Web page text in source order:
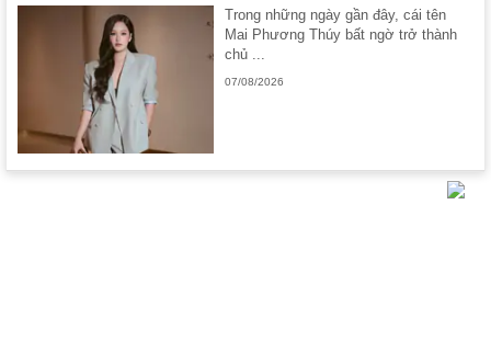
Trong những ngày gần đây, cái tên
Mai Phương Thúy bất ngờ trở thành
chủ ...
07/08/2026